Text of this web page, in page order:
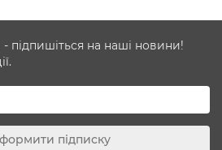
- підпишіться на наші новини!
підписку